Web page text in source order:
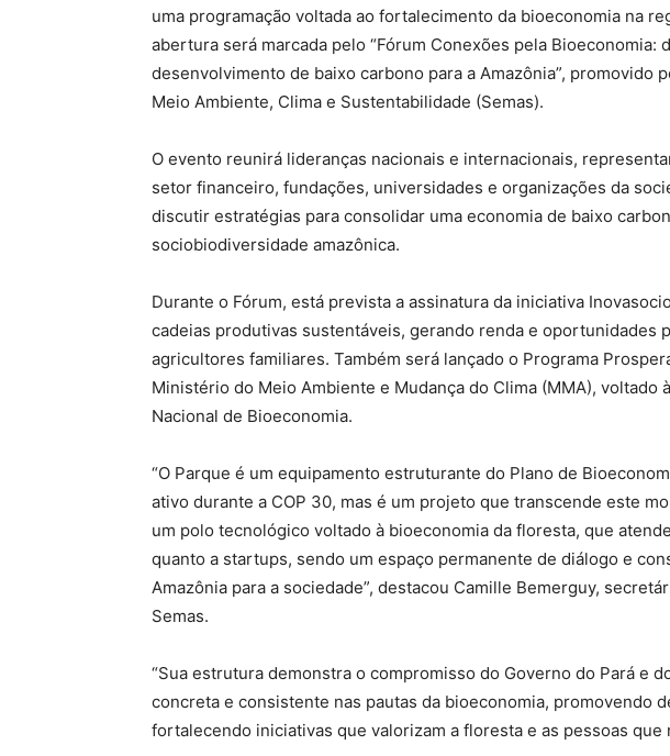
uma programação voltada ao fortalecimento da bioeconomia na
abertura será marcada pelo “Fórum Conexões pela Bioeconomia:
desenvolvimento de baixo carbono para a Amazônia”, promovido
Meio Ambiente, Clima e Sustentabilidade (Semas).
O evento reunirá lideranças nacionais e internacionais,
setor financeiro, fundações, universidades e organizações da
discutir estratégias para consolidar uma economia de baixo
sociobiodiversidade amazônica.
Durante o Fórum, está prevista a assinatura da iniciativa
cadeias produtivas sustentáveis, gerando renda e oportunidades
agricultores familiares. Também será lançado o Programa
Ministério do Meio Ambiente e Mudança do Clima (MMA), voltado
Nacional de Bioeconomia.
“O Parque é um equipamento estruturante do Plano de
ativo durante a COP 30, mas é um projeto que transcende este
um polo tecnológico voltado à bioeconomia da floresta, que
quanto a startups, sendo um espaço permanente de diálogo e
Amazônia para a sociedade”, destacou Camille Bemerguy,
Semas.
“Sua estrutura demonstra o compromisso do Governo do Pará e
concreta e consistente nas pautas da bioeconomia, promovendo
fortalecendo iniciativas que valorizam a floresta e as pessoas que